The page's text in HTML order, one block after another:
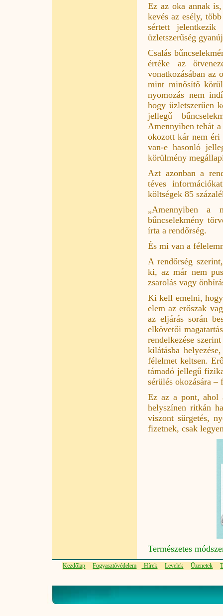
Ez az oka annak
kevés az esély,
sértett jelentkezik
üzletszerűség
Csalás
értéke az
vonatkozásában az
mint minősítő
nyomozás nem
hogy üzletszerűen
jellegű
Amennyiben tehát
okozott kár nem éri
van-e hasonló
körülmény
Azt azonban a
téves
költségek 85
„Amennyiben a
bűncselekmény
írta a rendőrség.
És mi van a
A rendőrség
ki, az már nem
zsarolás vagy
Ki kell emelni, hogy
elem az erőszak
az eljárás során
elkövetői
rendelkezése
kilátásba
félelmet keltsen.
támadó jellegű
sérülés okozására
Ez az a pont, ahol
helyszínen ritkán
viszont sürgetés,
fizetnek, csak
Természetes
Kezdőlap Fogyasztóvédelem Hírek Levelek Üzenetek